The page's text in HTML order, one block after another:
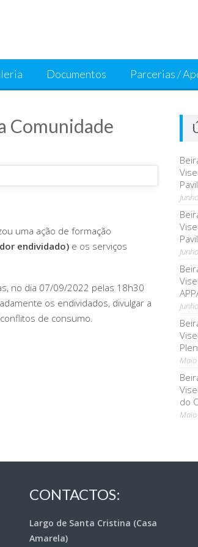
Documentos Parcerias /
Comunidade
uma ação de formação
endividado) e os serviços
no dia 07/09/2022 pelas 18h30
os endividados, divulgar a
de consumo.
do
CONTACTOS:
Largo de Santa Cristina (Casa
Amarela)